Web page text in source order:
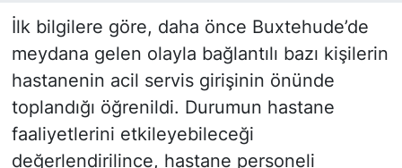
İlk bilgilere göre, daha önce Buxtehude’de
meydana gelen olayla bağlantılı bazı kişilerin
hastanenin acil servis girişinin önünde
toplandığı öğrenildi. Durumun hastane
faaliyetlerini etkileyebileceği
değerlendirilince, hastane personeli